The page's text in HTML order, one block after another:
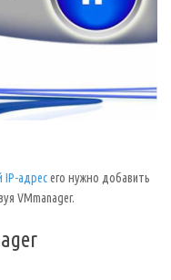
IP-адресего нужно добавить
VMmanager.